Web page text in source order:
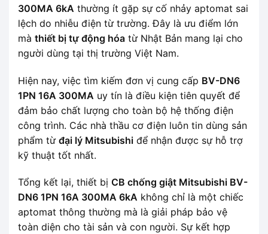
300MA 6kA thường ít gặp sự cố nhảy aptomat sai
lệch do nhiễu điện từ trường. Đây là ưu điểm lớn
mà thiết bị tự động hóa từ Nhật Bản mang lại cho
người dùng tại thị trường Việt Nam.
Hiện nay, việc tìm kiếm đơn vị cung cấp BV-DN6
1PN 16A 300MA uy tín là điều kiện tiên quyết để
đảm bảo chất lượng cho toàn bộ hệ thống điện
công trình. Các nhà thầu cơ điện luôn tin dùng sản
phẩm từ đại lý Mitsubishi để nhận được sự hỗ trợ
kỹ thuật tốt nhất.
Tổng kết lại, thiết bị CB chống giật Mitsubishi BV-
DN6 1PN 16A 300MA 6kA không chỉ là một chiếc
aptomat thông thường mà là giải pháp bảo vệ
toàn diện cho tài sản và con người. Sự kết hợp